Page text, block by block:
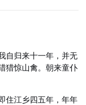
自归来十一年，并无
猎惊山禽。朝来童仆
住江乡四五年，年年